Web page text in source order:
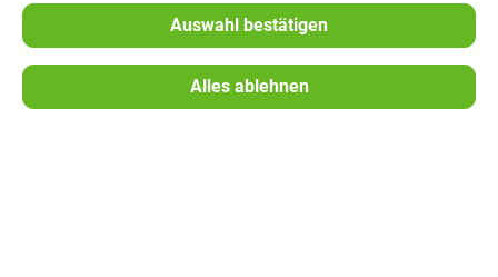
FAQ
Umwelt
Auswahl bestätigen
Alles ablehnen